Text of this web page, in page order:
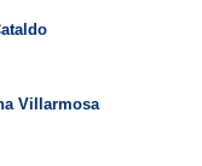
Villarmosa